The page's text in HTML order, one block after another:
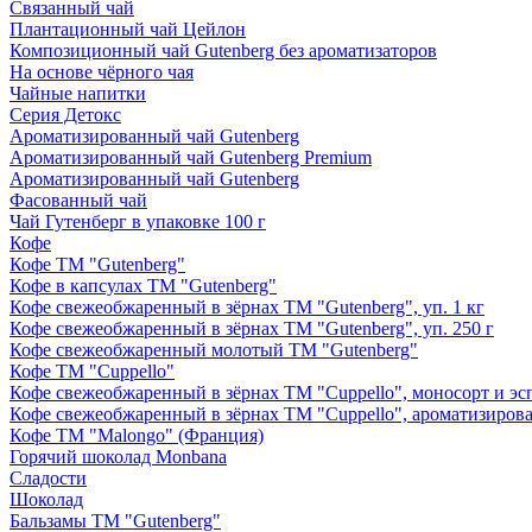
Связанный чай
Плантационный чай Цейлон
Композиционный чай Gutenberg без ароматизаторов
На основе чёрного чая
Чайные напитки
Серия Детокс
Ароматизированный чай Gutenberg
Ароматизированный чай Gutenberg Premium
Ароматизированный чай Gutenberg
Фасованный чай
Чай Гутенберг в упаковке 100 г
Кофе
Кофе ТМ "Gutenberg"
Кофе в капсулах ТМ "Gutenberg"
Кофе свежеобжаренный в зёрнах ТМ "Gutenberg", уп. 1 кг
Кофе свежеобжаренный в зёрнах ТМ "Gutenberg", уп. 250 г
Кофе свежеобжаренный молотый ТМ "Gutenberg"
Кофе ТМ "Cuppello"
Кофе свежеобжаренный в зёрнах ТМ "Cuppello", моносорт и
Кофе свежеобжаренный в зёрнах ТМ "Cuppello",
Кофе ТМ "Malongo" (Франция)
Горячий шоколад Monbana
Сладости
Шоколад
Бальзамы ТМ "Gutenberg"